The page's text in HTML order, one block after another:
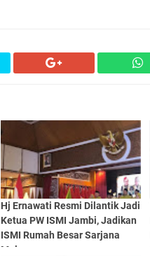
Hj Ernawati Resmi Dilantik Jadi
Ketua PW ISMI Jambi, Jadikan
ISMI Rumah Besar Sarjana
Melayu